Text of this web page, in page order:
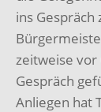
ins Gespräch
zeitweise
Gespräch
Anliegen hat